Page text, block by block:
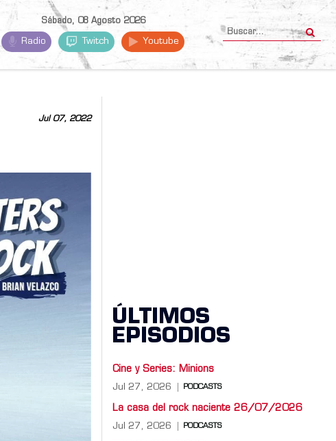
Sábado, 08 Agosto 2026
Radio Twitch Youtube
Jul 07, 2022
ÚLTIMOS
EPISODIOS
Cine y Series: Minions
Jul 27, 2026 PODCASTS
La casa del rock naciente 26/07/2026
Jul 27, 2026 PODCASTS